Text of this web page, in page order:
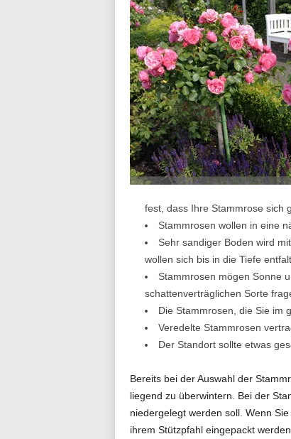
fest, dass Ihre Stammrose sich
Stammrosen wollen in eine
Sehr sandiger Boden wird
wollen sich bis in die Tiefe
Stammrosen mögen Sonne
schattenverträglichen Sorte
Die Stammrosen, die Sie im
Veredelte Stammrosen
Der Standort sollte etwas
Bereits bei der Auswahl der
liegend zu überwintern. Bei der
niedergelegt werden soll. Wenn
ihrem Stützpfahl eingepackt